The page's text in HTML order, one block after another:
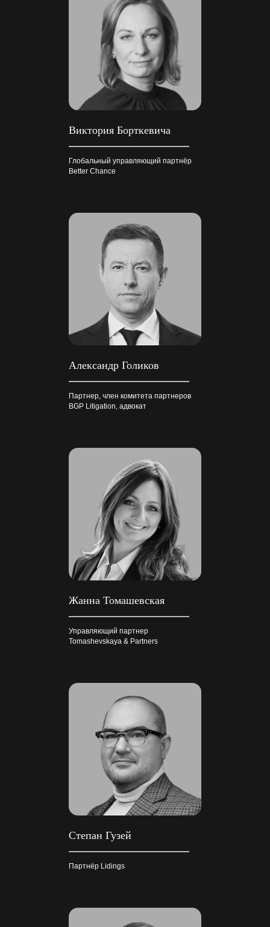
Виктория Борткевича
Глобальный управляющий партнёр
Better Chance
Александр Голиков
Партнер, член комитета партнеров
BGP Litigation, адвокат
Жанна Томашевская
Управляющий партнер
Tomashevskaya & Partners
Степан Гузей
Партнёр Lidings